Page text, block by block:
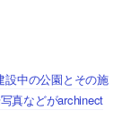
設中の公園とその施
真などがarchinect